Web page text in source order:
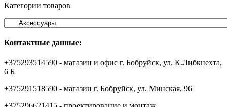
Категории товаров
Контактные данные:
+375293514590 - магазин и офис г. Бобруйск, ул. К.Либкнехта,
6 Б
+375291518590 - магазин г. Бобруйск, ул. Минская, 96